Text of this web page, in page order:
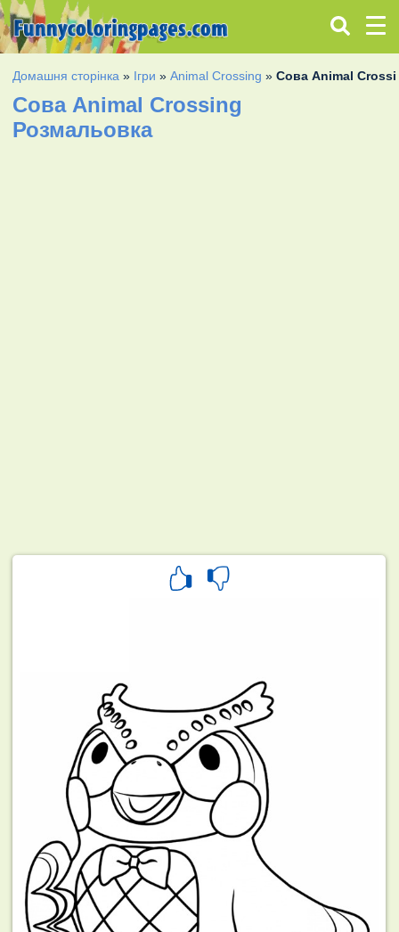
Домашня сторінка » Ігри »Animal Crossing »Сова Animal
Сова Animal Crossing
Розмальовка